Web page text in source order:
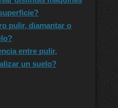
pulir, diamantar o
entre pulir,
un suelo?